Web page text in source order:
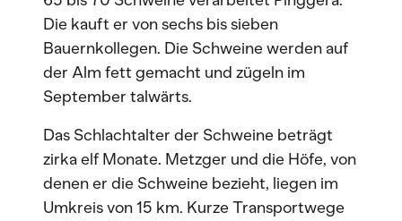
Die kauft er von sechs bis sieben
Bauernkollegen. Die Schweine werden auf
der Alm fett gemacht und zügeln im
September talwärts.
Das Schlachtalter der Schweine beträgt
zirka elf Monate. Metzger und die Höfe, von
denen er die Schweine bezieht, liegen im
Umkreis von 15 km. Kurze Transportwege